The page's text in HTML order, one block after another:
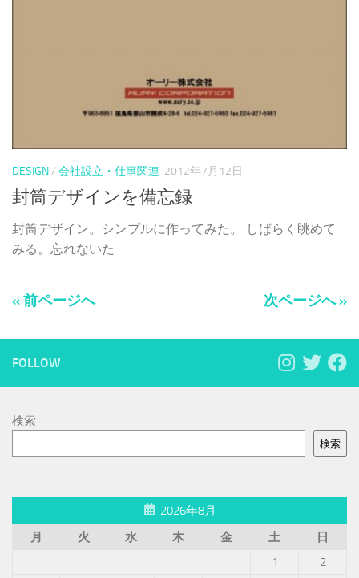
DESIGN/ 会社設立・仕事関連 2012年7月12日
封筒デザインを備忘録
封筒デザイン。シンプルに作ってみた。 しばらく眺めて
みる。忘れないた...
« 前ページへ 次ページへ »
FOLLOW
検索
検索
2026年8月
月
火 水 木 金 土
日
1
2